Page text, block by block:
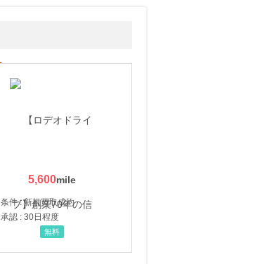
5,600
条件 : 新規買取成約
承認 : 30日程度
無料